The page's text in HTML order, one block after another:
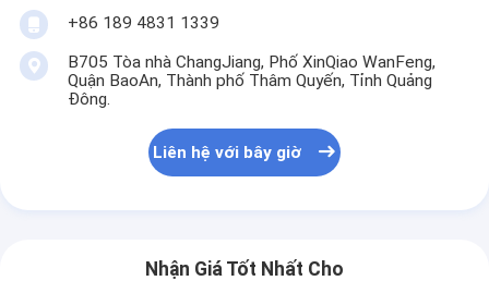
+86 189 4831 1339
B705 Tòa nhà ChangJiang, Phố XinQiao WanFeng,
Quận BaoAn, Thành phố Thâm Quyến, Tỉnh Quảng
Đông.
Liên hệ với bây giờ
Nhận Giá Tốt Nhất Cho